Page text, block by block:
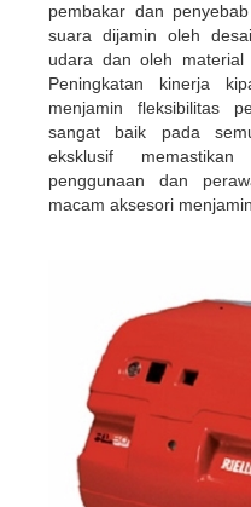
pembakar dan
suara dijamin oleh
udara dan oleh material
Peningkatan kinerja
menjamin fleksibilitas
sangat baik pada
eksklusif
penggunaan dan
macam aksesori